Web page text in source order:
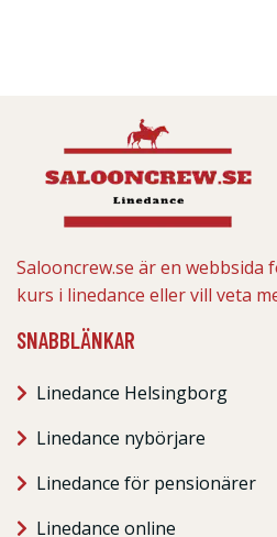
Salooncrew.se är en webbsida
kurs i linedance eller vill veta
SNABBLÄNKAR
Linedance Helsingborg
Linedance nybörjare
Linedance för pensionärer
Linedance online